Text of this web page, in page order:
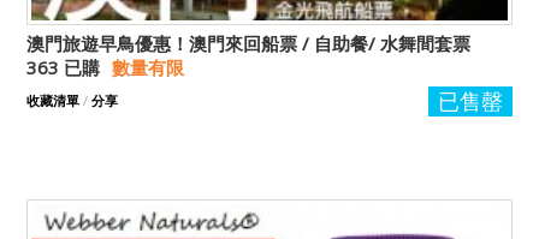
澳門旅遊早鳥優惠！澳門來回船票 / 自助餐/ 水舞間套票
363 已購 數量有限
已售罄
收藏清單 / 分享